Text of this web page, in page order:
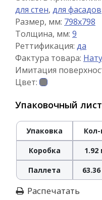
для стен, для фасадов
Размер, мм: 798x798
Толщина, мм: 9
Реттификация: да
Фактура товара:
Имитация
Цвет:
Упаковочный лист
Упаковка Кол-
Коробка 1.92
Паллета
Распечатать